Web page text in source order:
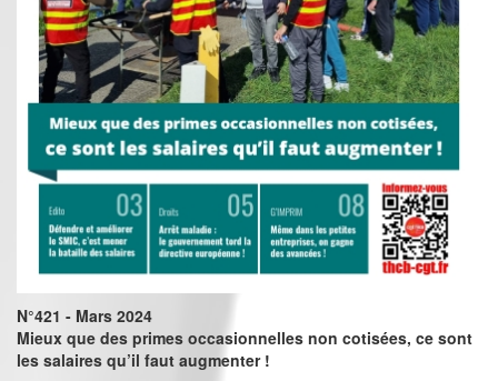
N°421 - Mars 2024
Mieux que des primes occasionnelles non cotisées, ce sont
les salaires qu’il faut augmenter !